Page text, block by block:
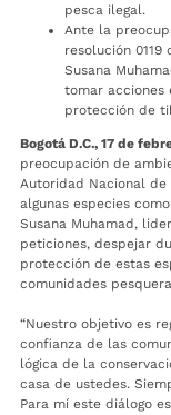
pesca ilegal.
Ante la
resolución 0119
Susana
tomar acciones
protección de
Bogotá D.C., 17 de
preocupación de
Autoridad Nacional de
algunas especies
Susana Muhamad,
peticiones, despejar
protección de estas
comunidades
“Nuestro objetivo es
confianza de las
lógica de la
casa de ustedes.
Para mí este diálogo